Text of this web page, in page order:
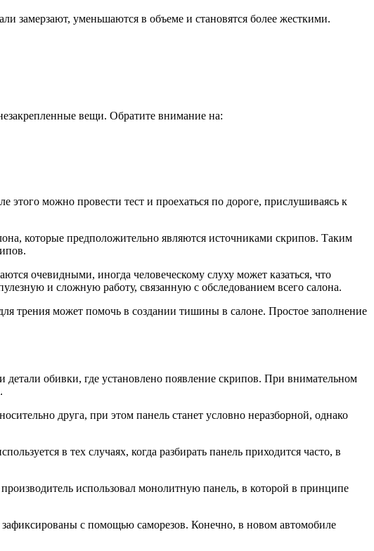
замерзают, уменьшаются в объеме и становятся более жесткими.
вещи. Обратите внимание на:
этого можно провести тест и проехаться по дороге, прислушиваясь к
которые предположительно являются источниками скрипов. Таким
очевидными, иногда человеческому слуху может казаться, что
и сложную работу, связанную с обследованием всего салона.
трения может помочь в создании тишины в салоне. Простое заполнение
обивки, где установлено появление скрипов. При внимательном
друга, при этом панель станет условно неразборной, однако
в тех случаях, когда разбирать панель приходится часто, в
использовал монолитную панель, в которой в принципе
с помощью саморезов. Конечно, в новом автомобиле